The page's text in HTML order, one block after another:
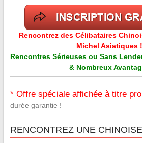
Rencontrez des Célibataires
Michel Asiatiques
Rencontres Sérieuses ou Sans
& Nombreux
* Offre spéciale affichée à titre
durée garantie !
RENCONTREZ UNE